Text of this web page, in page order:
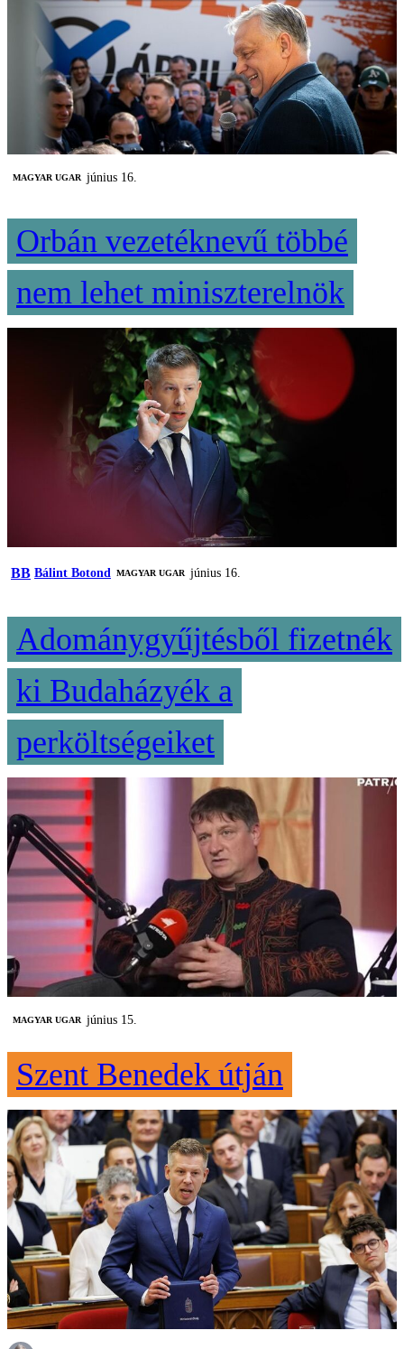
MAGYAR UGAR június 16.
Orbán vezetéknevű többé
nem lehet miniszterelnök
BB Bálint Botond MAGYAR UGAR június 16.
Adománygyűjtésből fizetnék
ki Budaházyék a
perköltségeiket
MAGYAR UGAR június 15.
Szent Benedek útján